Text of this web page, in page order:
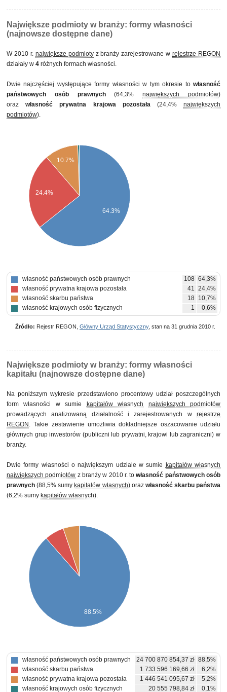
Największe podmioty w branży: formy własności
(najnowsze dostępne dane)
W 2010 r. największe podmiotyz branży zarejestrowane wrejestrze REGON
działały w 4 różnych formach własności.
Dwie najczęściej występujące formy własności w tym okresie to własność
państwowych osób prawnych(64,3%największych podmiotów)
orazwłasność prywatna krajowa pozostała(24,4%największych
podmiotów).
10.7%
24.4%
64.3%
własność państwowych osób prawnych 108 64,3%
własność prywatna krajowa pozostała
41 24,4%
własność skarbu państwa
18 10,7%
własność krajowych osób fizycznych
1 0,6%
Źródło: Rejestr REGON, Główny Urząd Statystyczny, stan na 31 grudnia 2010 r.
Największe podmioty w branży: formy własności
kapitału (najnowsze dostępne dane)
Na poniższym wykresie przedstawiono procentowy udział poszczególnych
form własności w sumie
kapitałów własnych
największych podmiotów
prowadzących analizowaną działalność i zarejestrowanych w rejestrze
REGON . Takie zestawienie umożliwia dokładniejsze oszacowanie udziału
głównych grup inwestorów (publiczni lub prywatni, krajowi lub zagraniczni) w
branży.
Dwie formy własności o największym udziale w sumie
kapitałów własnych
największych podmiotów z branży w 2010 r. towłasność państwowych osób
prawnych (88,5% sumy kapitałów własnych) oraz własność skarbu państwa
(6,2% sumy kapitałów własnych).
88.5%
własność państwowych osób prawnych 24 700 870 854,37 zł 88,5%
własność skarbu państwa
1 733 596 169,66 zł
6,2%
własność prywatna krajowa pozostała
1 446 541 095,67 zł
5,2%
własność krajowych osób fizycznych
20 555 798,84 zł 0,1%